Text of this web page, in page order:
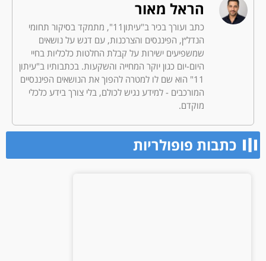
הראל מאור
כתב ועורך בכיר ב"עיתון11", מתמקד בסיקור תחומי
הנדל״ן, הפיננסים והצרכנות, עם דגש על נושאים
שמשפיעים ישירות על קבלת החלטות כלכליות בחיי
היום-יום כגון יוקר המחייה והשקעות. בכתבותיו ב"עיתון
11" הוא שם לו למטרה להפוך את הנושאים הפיננסיים
המורכבים - למידע נגיש לכולם, בלי צורך בידע כלכלי
מוקדם.
כתבות פופולריות​